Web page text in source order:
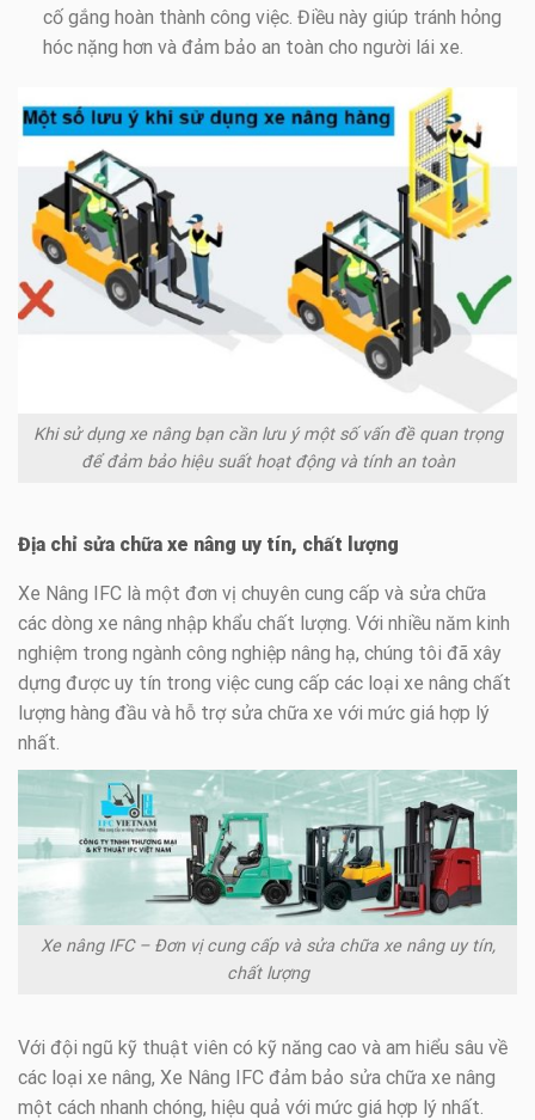
cố gắng hoàn thành công việc. Điều này giúp tránh hỏng
hóc nặng hơn và đảm bảo an toàn cho người lái xe.
Khi sử dụng xe nâng bạn cần lưu ý một số vấn đề quan trọng
để đảm bảo hiệu suất hoạt động và tính an toàn
Địa chỉ sửa chữa xe nâng uy tín, chất lượng
Xe Nâng IFC là một đơn vị chuyên cung cấp và sửa chữa
các dòng xe nâng nhập khẩu chất lượng. Với nhiều năm kinh
nghiệm trong ngành công nghiệp nâng hạ, chúng tôi đã xây
dựng được uy tín trong việc cung cấp các loại xe nâng chất
lượng hàng đầu và hỗ trợ sửa chữa xe với mức giá hợp lý
nhất.
Xe nâng IFC – Đơn vị cung cấp và sửa chữa xe nâng uy tín,
chất lượng
Với đội ngũ kỹ thuật viên có kỹ năng cao và am hiểu sâu về
các loại xe nâng, Xe Nâng IFC đảm bảo sửa chữa xe nâng
một cách nhanh chóng, hiệu quả với mức giá hợp lý nhất.